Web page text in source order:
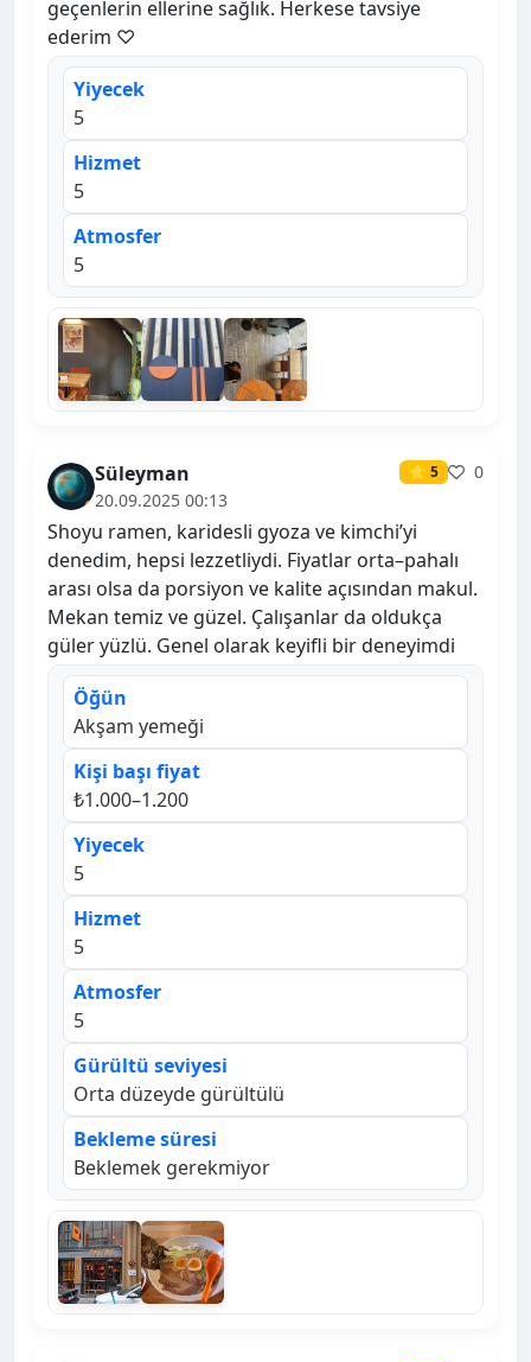
geçenlerin ellerine sağlık. Herkese tavsiye
ederim ♡
Yiyecek
5
Hizmet
5
Atmosfer
5
Süleyman ⭐ 5
0
20.09.2025 00:13
Shoyu ramen, karidesli gyoza ve kimchi’yi
denedim, hepsi lezzetliydi. Fiyatlar orta–pahalı
arası olsa da porsiyon ve kalite açısından makul.
Mekan temiz ve güzel. Çalışanlar da oldukça
güler yüzlü. Genel olarak keyifli bir deneyimdi
Öğün
Akşam yemeği
Kişi başı fiyat
₺1.000–1.200
Yiyecek
5
Hizmet
5
Atmosfer
5
Gürültü seviyesi
Orta düzeyde gürültülü
Bekleme süresi
Beklemek gerekmiyor